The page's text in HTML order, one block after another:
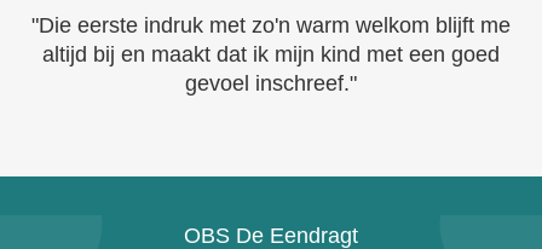
"Die eerste indruk met zo'n warm welkom blijft me
altijd bij en maakt dat ik mijn kind met een goed
gevoel inschreef."
OBS De Eendragt